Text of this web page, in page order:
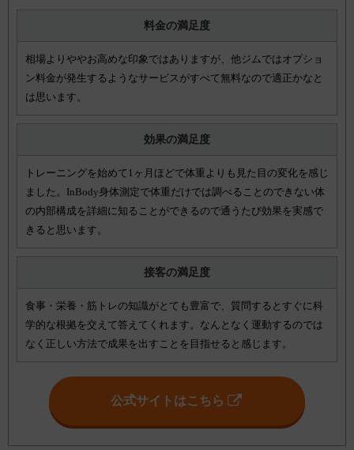
料金の満足度
相場よりややお高めな印象ではありますが、他ジムではオプショ
ン料金が発生するようなサービスがすべて無料なので適正かなと
は思います。
効果の満足度
トレーニングを始めて1ヶ月ほどで体重よりも見た目の変化を感じ
ました。InBody身体測定で体重だけでは調べることのできない体
の内部構成を詳細に知ることができるので通うたび効果を実感で
きると思います。
接客の満足度
食事・栄養・筋トレの知識がとても豊富で、質問するとすぐに科
学的な根拠を交えて答えてくれます。なんとなく運動するのでは
なく正しい方法で成果を出すことを目指せると感じます。
公式サイトはこちら